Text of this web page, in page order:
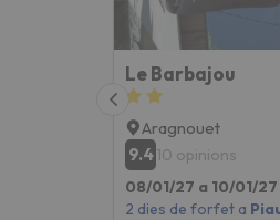
Le Barbajou
Aragnouet
9.410 opinions
08/01/27 a 10/01/27
2 dies de forfet a